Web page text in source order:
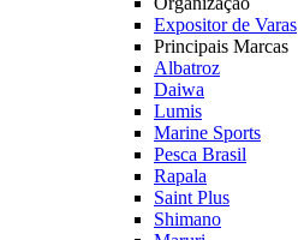
Expositor de Varas
Principais Marcas
Albatroz
Daiwa
Lumis
Marine Sports
Pesca Brasil
Rapala
Saint Plus
Shimano